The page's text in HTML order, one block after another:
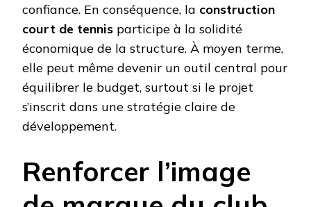
confiance. En conséquence, la construction
court de tennis participe à la solidité
économique de la structure. À moyen terme,
elle peut même devenir un outil central pour
équilibrer le budget, surtout si le projet
s’inscrit dans une stratégie claire de
développement.
Renforcer l’image